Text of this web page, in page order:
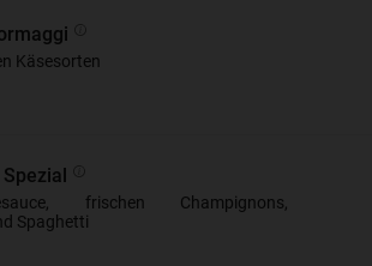
Käsesorten
frischen Champignons,
Spaghetti